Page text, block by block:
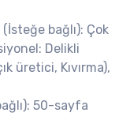
(İsteğe bağlı): Çok
Delikli
üretici, Kıvırma),
50-sayfa